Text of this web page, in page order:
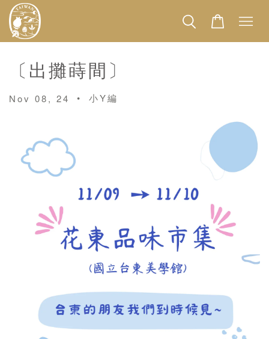
〔出攤蒔間〕
Nov 08, 24 • 小Y編